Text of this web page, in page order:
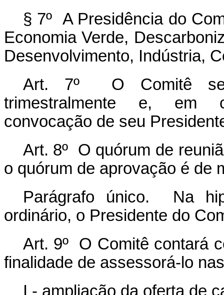
§ 7º A Presidência do
Economia Verde,
Desenvolvimento, Indústria,
Art. 7º O Comitê se
trimestralmente e, em
convocação de seu
Art. 8º O quórum de
o quórum de aprovação é de
Parágrafo único. Na
ordinário, o Presidente do
Art. 9º O Comitê contará
finalidade de assessorá-lo
I - ampliação da oferta de